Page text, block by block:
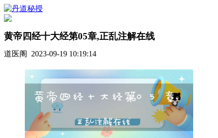
黄帝四经十大经第05章,正乱注解在线
道医阁 2023-09-19 10:19:14